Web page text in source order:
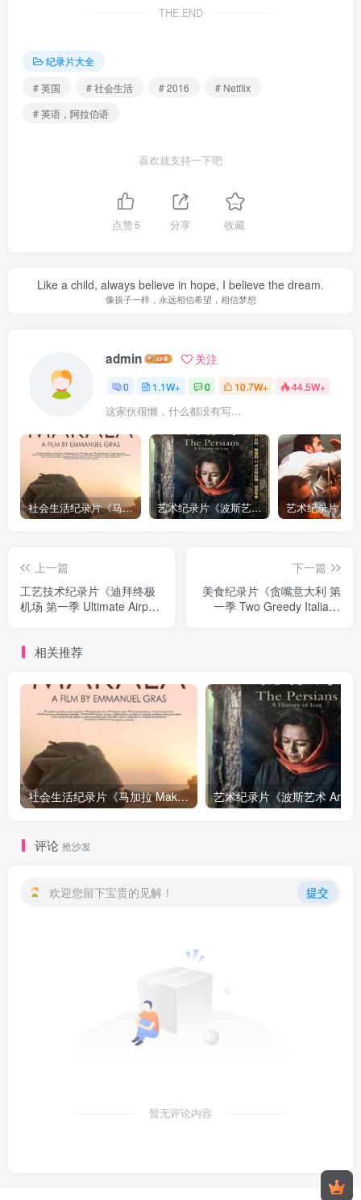
THE END
纪录片大全
# 英国
# 社会生活 # 2016
# Netflix
# 英语，阿拉伯语
喜欢就支持一下吧
点赞5 分享 收藏
Like a child, always believe in hope, I believe the dream.
像孩子一样，永远相信希望，相信梦想
admin 关注
0 1.1W+ 0 10.7W+ 44.5W+
这家伙很懒，什么都没有写...
社会生活纪录片《马加拉 Makala》下载 艺术纪录片《波斯艺术 Art of Persia》下载
上一篇
工艺技术纪录片《迪拜终极
机场 第一季 Ultimate Airport
下一篇
美食纪录片《贪嘴意大利 第
一季 Two Greedy Italians
相关推荐
社会生活纪录片《马加拉 Makala》下载
评论 抢沙发
欢迎您留下宝贵的见解！ 提交
暂无评论内容